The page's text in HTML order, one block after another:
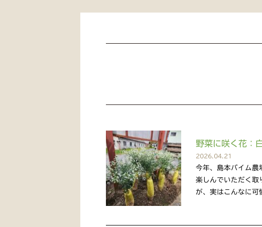
野菜に咲く花：
2026.04.21
今年、島本バイム農
楽しんでいただく取
が、実はこんなに